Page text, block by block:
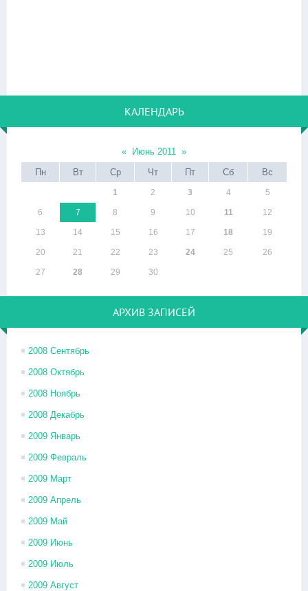
КАЛЕНДАРЬ
« Июнь 2011 »
Пн
Вт Ср Чт Пт Сб Вс
1 2 3 4 5
6 7 8 9 10 11 12
13 14 15 16 17 18 19
20 21 22 23 24 25 26
27 28 29 30
АРХИВ ЗАПИСЕЙ
2008 Сентябрь
2008 Октябрь
2008 Ноябрь
2008 Декабрь
2009 Январь
2009 Февраль
2009 Март
2009 Апрель
2009 Май
2009 Июнь
2009 Июль
2009 Август